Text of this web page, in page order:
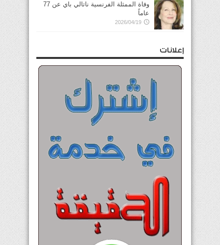
وفاة الممثلة الفرنسية ناتالي باي عن 77
عاماً
2026/04/19
إعلانات